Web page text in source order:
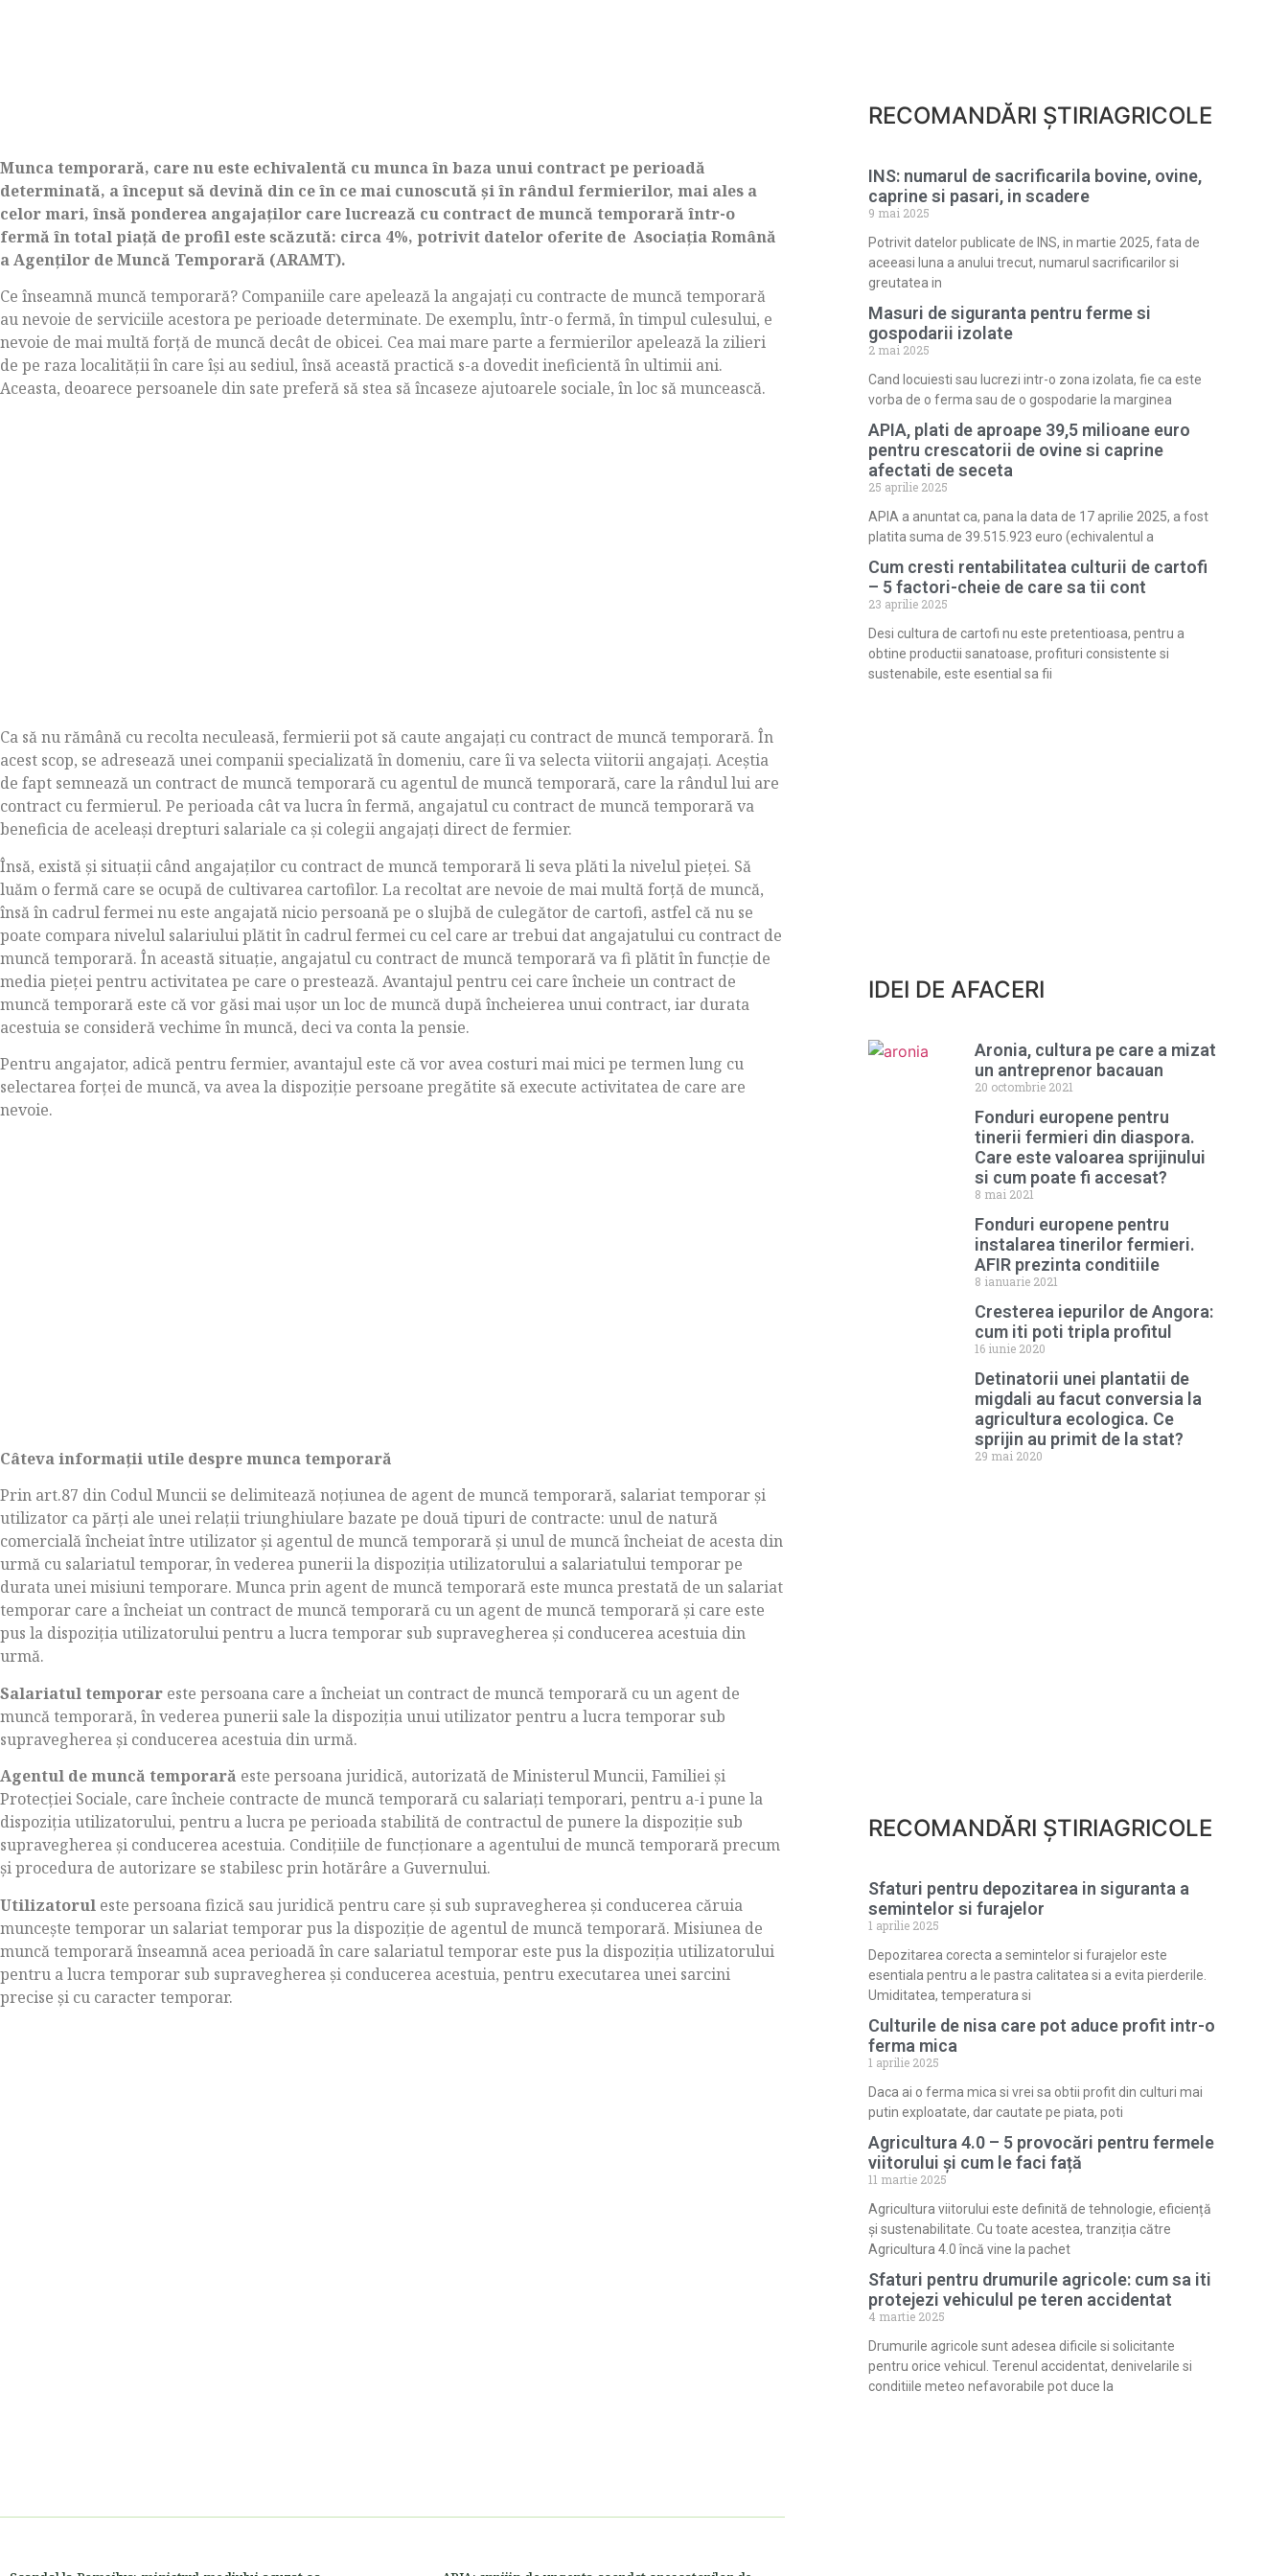
Munca temporară, care nu este echivalentă cu munca în baza unui contract pe perioadă
determinată, a început să devină din ce în ce mai cunoscută și în rândul fermierilor, mai ales a
celor mari, însă ponderea angajaților care lucrează cu contract de muncă temporară într-o
fermă în total piață de profil este scăzută: circa 4%, potrivit datelor oferite de Asociația Română
a Agenților de Muncă Temporară (ARAMT).
Ce înseamnă muncă temporară? Companiile care apelează la angajați cu contracte de muncă temporară
au nevoie de serviciile acestora pe perioade determinate. De exemplu, într-o fermă, în timpul culesului, e
nevoie de mai multă forță de muncă decât de obicei. Cea mai mare parte a fermierilor apelează la zilieri
de pe raza localității în care își au sediul, însă această practică s-a dovedit ineficientă în ultimii ani.
Aceasta, deoarece persoanele din sate preferă să stea să încaseze ajutoarele sociale, în loc să muncească.
Ca să nu rămână cu recolta neculeasă, fermierii pot să caute angajați cu contract de muncă temporară. În
acest scop, se adresează unei companii specializată în domeniu, care îi va selecta viitorii angajați. Aceștia
de fapt semnează un contract de muncă temporară cu agentul de muncă temporară, care la rândul lui are
contract cu fermierul. Pe perioada cât va lucra în fermă, angajatul cu contract de muncă temporară va
beneficia de aceleași drepturi salariale ca și colegii angajați direct de fermier.
Însă, există și situații când angajaților cu contract de muncă temporară li seva plăti la nivelul pieței. Să
luăm o fermă care se ocupă de cultivarea cartofilor. La recoltat are nevoie de mai multă forță de muncă,
însă în cadrul fermei nu este angajată nicio persoană pe o slujbă de culegător de cartofi, astfel că nu se
poate compara nivelul salariului plătit în cadrul fermei cu cel care ar trebui dat angajatului cu contract de
muncă temporară. În această situație, angajatul cu contract de muncă temporară va fi plătit în funcție de
media pieței pentru activitatea pe care o prestează. Avantajul pentru cei care încheie un contract de
muncă temporară este că vor găsi mai ușor un loc de muncă după încheierea unui contract, iar durata
acestuia se consideră vechime în muncă, deci va conta la pensie.
Pentru angajator, adică pentru fermier, avantajul este că vor avea costuri mai mici pe termen lung cu
selectarea forței de muncă, va avea la dispoziție persoane pregătite să execute activitatea de care are
nevoie.
Câteva informații utile despre munca temporară
Prin art.87 din Codul Muncii se delimitează noțiunea de agent de muncă temporară, salariat temporar și
utilizator ca părți ale unei relații triunghiulare bazate pe două tipuri de contracte: unul de natură
comercială încheiat între utilizator și agentul de muncă temporară și unul de muncă încheiat de acesta din
urmă cu salariatul temporar, în vederea punerii la dispoziția utilizatorului a salariatului temporar pe
durata unei misiuni temporare. Munca prin agent de muncă temporară este munca prestată de un salariat
temporar care a încheiat un contract de muncă temporară cu un agent de muncă temporară şi care este
pus la dispoziţia utilizatorului pentru a lucra temporar sub supravegherea şi conducerea acestuia din
urmă.
Salariatul temporar este persoana care a încheiat un contract de muncă temporară cu un agent de
muncă temporară, în vederea punerii sale la dispoziţia unui utilizator pentru a lucra temporar sub
supravegherea şi conducerea acestuia din urmă.
Agentul de muncă temporară este persoana juridică, autorizată de Ministerul Muncii, Familiei şi
Protecţiei Sociale, care încheie contracte de muncă temporară cu salariaţi temporari, pentru a-i pune la
dispoziţia utilizatorului, pentru a lucra pe perioada stabilită de contractul de punere la dispoziţie sub
supravegherea şi conducerea acestuia. Condiţiile de funcţionare a agentului de muncă temporară precum
şi procedura de autorizare se stabilesc prin hotărâre a Guvernului.
Utilizatorul este persoana fizică sau juridică pentru care şi sub supravegherea şi conducerea căruia
munceşte temporar un salariat temporar pus la dispoziţie de agentul de muncă temporară. Misiunea de
muncă temporară înseamnă acea perioadă în care salariatul temporar este pus la dispoziţia utilizatorului
pentru a lucra temporar sub supravegherea şi conducerea acestuia, pentru executarea unei sarcini
precise şi cu caracter temporar.
RECOMANDĂRI ȘTIRIAGRICOLE
INS: numarul de sacrificarila bovine, ovine,
caprine si pasari, in scadere
9 mai 2025
Potrivit datelor publicate de INS, in martie 2025, fata de
aceeasi luna a anului trecut, numarul sacrificarilor si
greutatea in
Masuri de siguranta pentru ferme si
gospodarii izolate
2 mai 2025
Cand locuiesti sau lucrezi intr-o zona izolata, fie ca este
vorba de o ferma sau de o gospodarie la marginea
APIA, plati de aproape 39,5 milioane euro
pentru crescatorii de ovine si caprine
afectati de seceta
25 aprilie 2025
APIA a anuntat ca, pana la data de 17 aprilie 2025, a fost
platita suma de 39.515.923 euro (echivalentul a
Cum cresti rentabilitatea culturii de cartofi
– 5 factori-cheie de care sa tii cont
23 aprilie 2025
Desi cultura de cartofi nu este pretentioasa, pentru a
obtine productii sanatoase, profituri consistente si
sustenabile, este esential sa fii
IDEI DE AFACERI
Aronia, cultura pe care a mizat
un antreprenor bacauan
20 octombrie 2021
Fonduri europene pentru
tinerii fermieri din diaspora.
Care este valoarea sprijinului
si cum poate fi accesat?
8 mai 2021
Fonduri europene pentru
instalarea tinerilor fermieri.
AFIR prezinta conditiile
8 ianuarie 2021
Cresterea iepurilor de Angora:
cum iti poti tripla profitul
16 iunie 2020
Detinatorii unei plantatii de
migdali au facut conversia la
agricultura ecologica. Ce
sprijin au primit de la stat?
29 mai 2020
RECOMANDĂRI ȘTIRIAGRICOLE
Sfaturi pentru depozitarea in siguranta a
semintelor si furajelor
1 aprilie 2025
Depozitarea corecta a semintelor si furajelor este
esentiala pentru a le pastra calitatea si a evita pierderile.
Umiditatea, temperatura si
Culturile de nisa care pot aduce profit intr-o
ferma mica
1 aprilie 2025
Daca ai o ferma mica si vrei sa obtii profit din culturi mai
putin exploatate, dar cautate pe piata, poti
Agricultura 4.0 – 5 provocări pentru fermele
viitorului și cum le faci față
11 martie 2025
Agricultura viitorului este definită de tehnologie, eficiență
și sustenabilitate. Cu toate acestea, tranziția către
Agricultura 4.0 încă vine la pachet
Sfaturi pentru drumurile agricole: cum sa iti
protejezi vehiculul pe teren accidentat
4 martie 2025
Drumurile agricole sunt adesea dificile si solicitante
pentru orice vehicul. Terenul accidentat, denivelarile si
conditiile meteo nefavorabile pot duce la